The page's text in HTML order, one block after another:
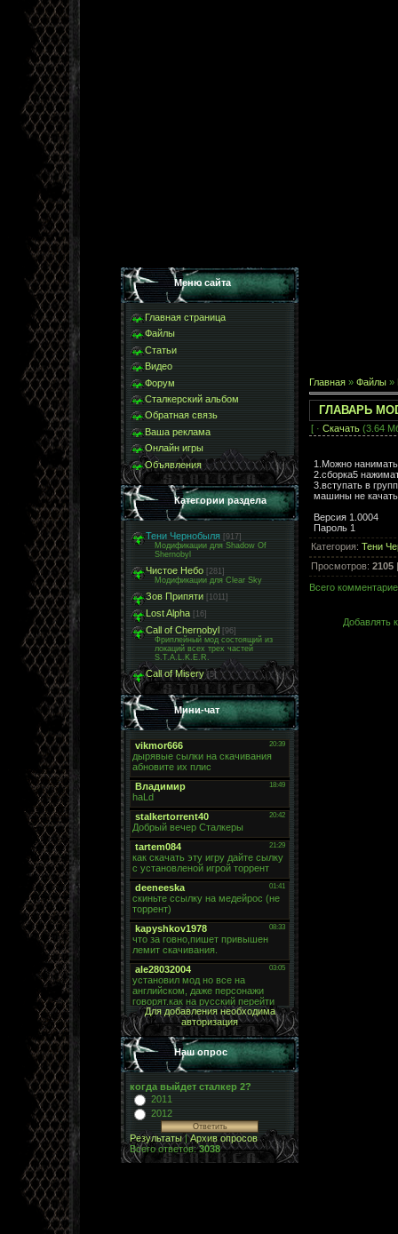
Меню сайта
Главная страница
Файлы
Статьи
Видео
Форум
Сталкерский альбом
Обратная связь
Ваша реклама
Онлайн игры
Объявления
Категории раздела
Тени Чернобыля [917]
Модификации для Shadow Of
Shernobyl
Чистое Небо [281]
Модификации для Clear Sky
Зов Припяти [1011]
Lost Alpha [16]
Call of Chernobyl [96]
Фриплейный мод состоящий из
локаций всех трех частей
S.T.A.L.K.E.R.
Call of Misery [5]
Мини-чат
Для добавления необходима
авторизация
Наш опрос
когда выйдет сталкер 2?
2011
2012
Результаты|Архив опросов
Всего ответов:3038
Главная » Файлы »
ГЛАВАРЬ
[ · Скачать (3.64
1.Можно
2.сборка5
3.вступать в
машины не
Версия 1.0004
Пароль 1
Категория: Тени
Просмотров: 2105
Всего
Добавлять